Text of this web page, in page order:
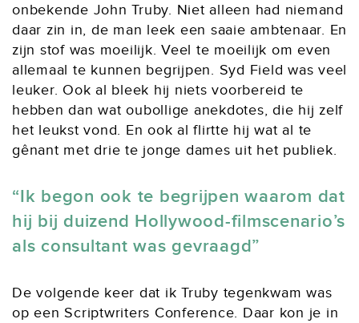
onbekende John Truby. Niet alleen had niemand
daar zin in, de man leek een saaie ambtenaar. En
zijn stof was moeilijk. Veel te moeilijk om even
allemaal te kunnen begrijpen. Syd Field was veel
leuker. Ook al bleek hij niets voorbereid te
hebben dan wat oubollige anekdotes, die hij zelf
het leukst vond. En ook al flirtte hij wat al te
gênant met drie te jonge dames uit het publiek.
Ik begon ook te begrijpen waarom dat
hij bij duizend Hollywood-filmscenario’s
als consultant was gevraagd
De volgende keer dat ik Truby tegenkwam was
op een Scriptwriters Conference. Daar kon je in